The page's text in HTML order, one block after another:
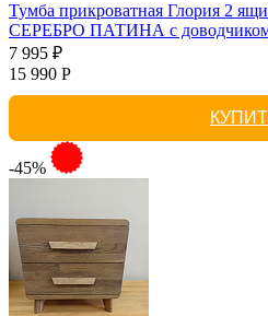
Тумба прикроватная Глория 2
СЕРЕБРО ПАТИНА с
7 995 ₽
15 990 Р
-45%